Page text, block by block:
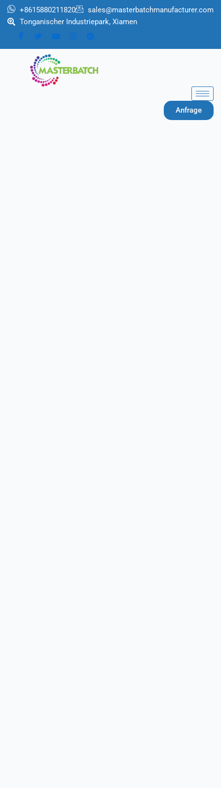
Zum
Inhalt
+8615880211820
sales@masterbatchmanufacturer.com
Tonganischer Industriepark, Xiamen
Anfrage